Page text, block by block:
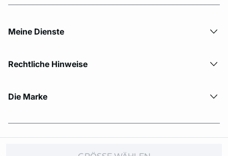
Meine Dienste
Rechtliche Hinweise
Die Marke